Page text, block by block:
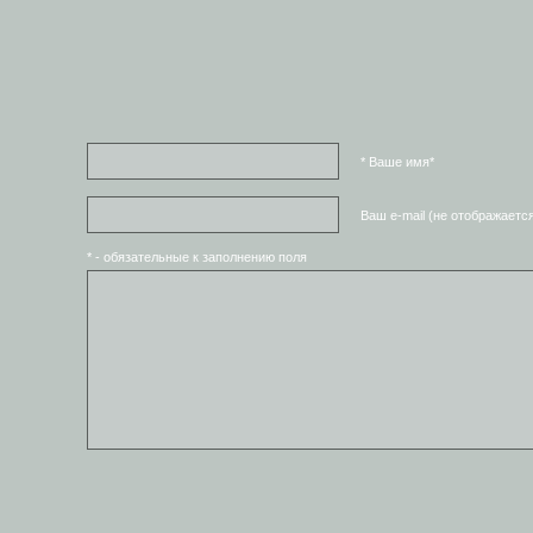
* Ваше имя*
Ваш e-mail (не
* - обязательные к заполнению поля